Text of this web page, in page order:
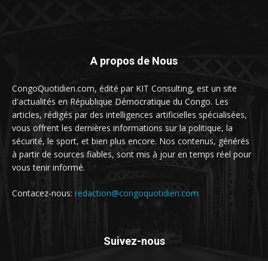
A propos de Nous
CongoQuotidien.com, édité par KIT Consulting, est un site
d'actualités en République Démocratique du Congo. Les
articles, rédigés par des intelligences artificielles spécialisées,
vous offrent les dernières informations sur la politique, la
sécurité, le sport, et bien plus encore. Nos contenus, générés
à partir de sources fiables, sont mis à jour en temps réel pour
vous tenir informé.
Contacez-nous: redaction@congoquotidien.com
Suivez-nous